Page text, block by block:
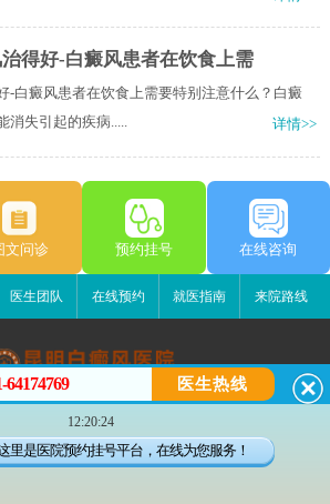
得好-白癜风患者在饮食上需
-白癜风患者在饮食上需要特别注意什么？白癜
失引起的疾病.....
详情>>
文问诊 预约挂号 在线咨询
医生团队 在线预约 就医指南 来院路线
昆明白癜风医院
昆明市五华区护国路2号
版权所有：昆明白癜风医院
64174769 医生热线
12:20:24
里是医院预约挂号平台，在线为您服务！